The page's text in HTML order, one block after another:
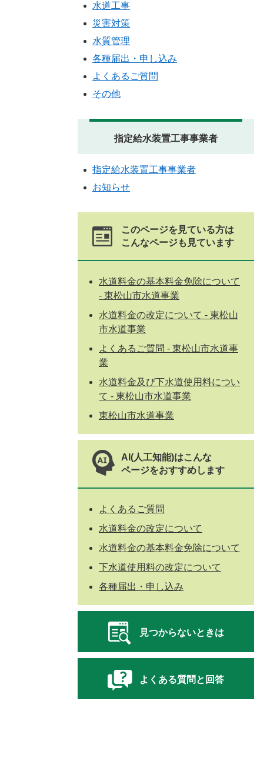
水道工事
災害対策
水質管理
各種届出・申し込み
よくあるご質問
その他
指定給水装置工事事業者
指定給水装置工事事業者
お知らせ
このページを見ている方は
こんなページも見ています
水道料金の基本料金免除について
- 東松山市水道事業
水道料金の改定について - 東松山
市水道事業
よくあるご質問 - 東松山市水道事
業
水道料金及び下水道使用料につい
て - 東松山市水道事業
東松山市水道事業
AI(人工知能)はこんな
ページをおすすめします
よくあるご質問
水道料金の改定について
水道料金の基本料金免除について
下水道使用料の改定について
各種届出・申し込み
見つからないときは
よくある質問と回答